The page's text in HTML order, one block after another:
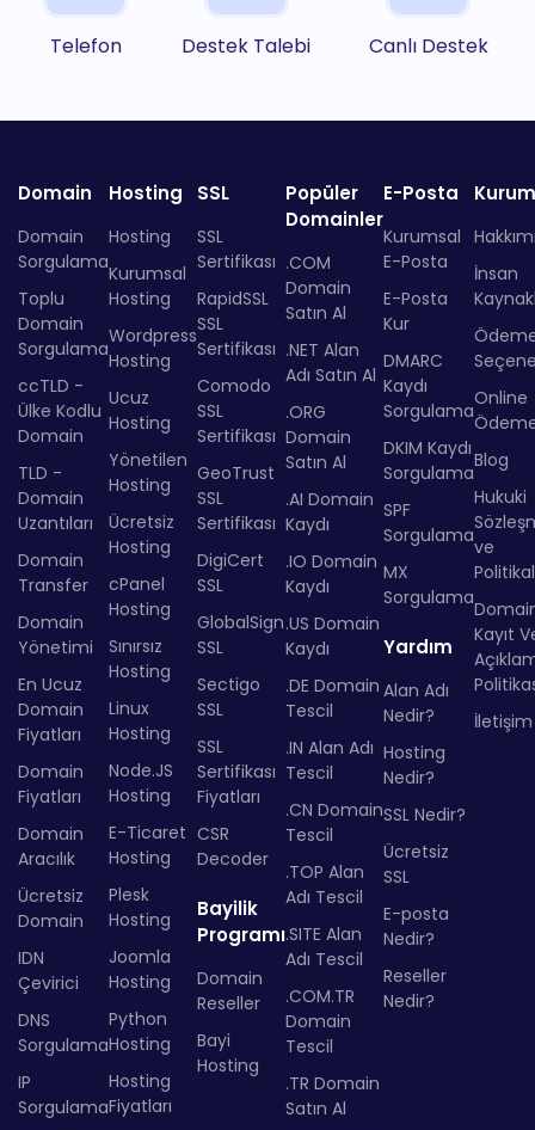
Telefon Destek Talebi Canlı Destek
Domain
Domain
Sorgulama
Toplu
Domain
Sorgulama
ccTLD -
Ülke Kodlu
Domain
TLD -
Domain
Uzantıları
Domain
Transfer
Domain
Yönetimi
En Ucuz
Domain
Fiyatları
Domain
Fiyatları
Domain
Aracılık
Ücretsiz
Domain
IDN
Çevirici
DNS
Sorgulama
IP
Sorgulama
Hosting
Hosting
Kurumsal
Hosting
Wordpress
Hosting
Ucuz
Hosting
Yönetilen
Hosting
Ücretsiz
Hosting
cPanel
Hosting
Sınırsız
Hosting
Linux
Hosting
Node.JS
Hosting
E-Ticaret
Hosting
Plesk
Hosting
Joomla
Hosting
Python
Hosting
Hosting
Fiyatları
SSL
SSL
Sertifikası
RapidSSL
SSL
Sertifikası
Comodo
SSL
Sertifikası
GeoTrust
SSL
Sertifikası
DigiCert
SSL
GlobalSign
SSL
Sectigo
SSL
SSL
Sertifikası
Fiyatları
CSR
Decoder
Bayilik
Programı
Domain
Reseller
Bayi
Hosting
Popüler
Domainler
.COM
Domain
Satın Al
.NET Alan
Adı Satın Al
.ORG
Domain
Satın Al
.AI Domain
Kaydı
.IO Domain
Kaydı
.US Domain
Kaydı
.DE Domain
Tescil
.IN Alan Adı
Tescil
.CN Domain
Tescil
.TOP Alan
Adı Tescil
.SITE Alan
Adı Tescil
.COM.TR
Domain
Tescil
.TR Domain
Satın Al
E-Posta
Kurumsal
E-Posta
E-Posta
Kur
DMARC
Kaydı
Sorgulama
DKIM Kaydı
Sorgulama
SPF
Sorgulama
MX
Sorgulama
Yardım
Alan Adı
Nedir?
Hosting
Nedir?
SSL Nedir?
Ücretsiz
SSL
E-posta
Nedir?
Reseller
Nedir?
İnsan
Online
Blog
Hukuki
ve
Kayıt
İletişim